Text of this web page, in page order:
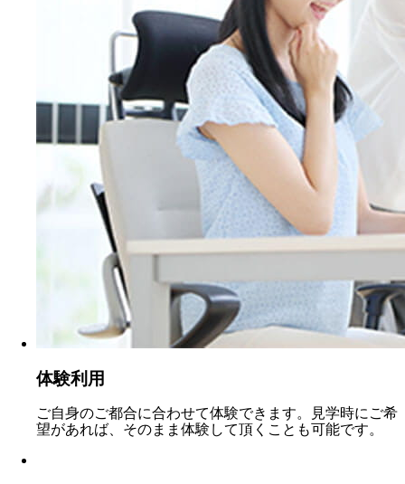
体験利用
ご自身のご都合に合わせて体験できます。見学時にご希
望があれば、そのまま体験して頂くことも可能です。